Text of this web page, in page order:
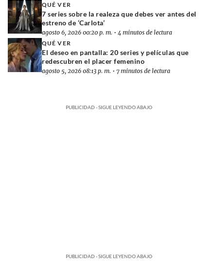
QUÉ VER
7 series sobre la realeza que debes ver antes del
estreno de ‘Carlota’
agosto 6, 2026 00:20 p. m. • 4 minutos de lectura
QUÉ VER
El deseo en pantalla: 20 series y películas que
redescubren el placer femenino
agosto 5, 2026 08:13 p. m. • 7 minutos de lectura
PUBLICIDAD - SIGUE LEYENDO ABAJO
PUBLICIDAD - SIGUE LEYENDO ABAJO